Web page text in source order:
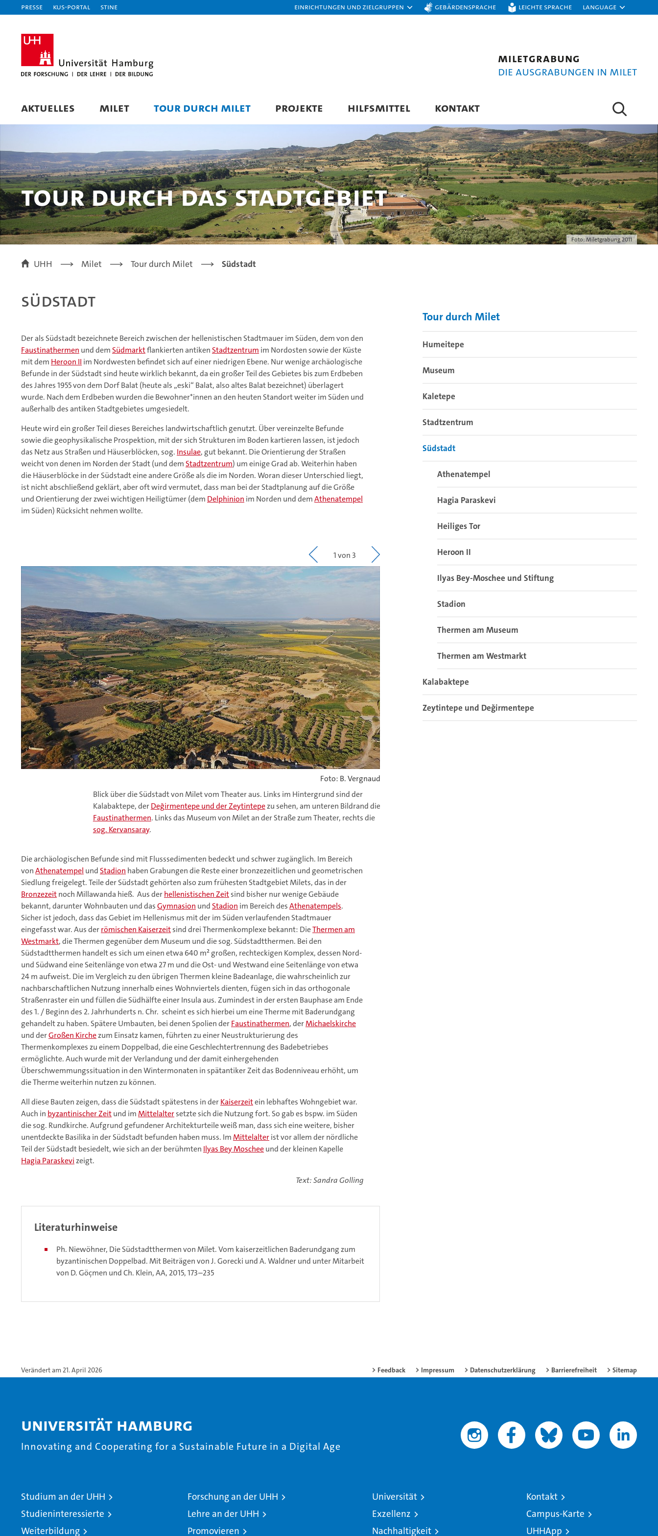
Presse KUS-Portal STiNE Einrichtungen und Zielgruppen Gebärdensprache Leichte Sprache Language
Miletgrabung
Die Ausgrabungen in Milet
AKTUELLES MILET TOUR DURCH MILET PROJEKTE HILFSMITTEL KONTAKT
Foto: Miletgrabung 2011
Tour durch das Stadtgebiet
UHH Milet Tour durch Milet Südstadt
Südstadt
Der als Südstadt bezeichnete Bereich zwischen der hellenistischen Stadtmauer im Süden, dem von den
Faustinathermen und demSüdmarktflankierten antikenStadtzentrum im Nordosten sowie der Küste
mit dem Heroon II im Nordwesten befindet sich auf einer niedrigen Ebene. Nur wenige archäologische
Befunde in der Südstadt sind heute wirklich bekannt, da ein großer Teil des Gebietes bis zum Erdbeben
des Jahres 1955 von dem Dorf Balat (heute als „eski“ Balat, also altes Balat bezeichnet) überlagert
wurde. Nach dem Erdbeben wurden die Bewohner*innen an den heuten Standort weiter im Süden und
außerhalb des antiken Stadtgebietes umgesiedelt.
Heute wird ein großer Teil dieses Bereiches landwirtschaftlich genutzt. Über vereinzelte Befunde
sowie die geophysikalische Prospektion, mit der sich Strukturen im Boden kartieren lassen, ist jedoch
das Netz aus Straßen und Häuserblöcken, sog. Insulae, gut bekannt. Die Orientierung der Straßen
weicht von denen im Norden der Stadt (und demStadtzentrum) um einige Grad ab. Weiterhin haben
die Häuserblöcke in der Südstadt eine andere Größe als die im Norden. Woran dieser Unterschied liegt,
ist nicht abschließend geklärt, aber oft wird vermutet, dass man bei der Stadtplanung auf die Größe
und Orientierung der zwei wichtigen Heiligtümer (dem Delphinion im Norden und demAthenatempel
im Süden) Rücksicht nehmen wollte.
1 von 3
Foto: B. Vergnaud
Blick über die Südstadt von Milet vom Theater aus. Links im Hintergrund sind der
Kalabaktepe, derDeğirmentepe und der Zeytintepezu sehen, am unteren Bildrand die
Faustinathermen. Links das Museum von Milet an der Straße zum Theater, rechts die
sog. Kervansaray.
Der Stadtplan im Bereich der Südstadt von Milet
Die archäologischen Befunde sind mit Flusssedimenten bedeckt und schwer zugänglich. Im Bereich
vonAthenatempel undStadion haben Grabungen die Reste einer bronzezeitlichen und geometrischen
Siedlung freigelegt. Teile der Südstadt gehörten also zum frühesten Stadtgebiet Milets, das in der
Bronzezeitnoch Millawanda hieß. Aus derhellenistischen Zeitsind bisher nur wenige Gebäude
bekannt, darunter Wohnbauten und dasGymnasion undStadion im Bereich desAthenatempels.
Sicher ist jedoch, dass das Gebiet im Hellenismus mit der im Süden verlaufenden Stadtmauer
eingefasst war. Aus derrömischen Kaiserzeitsind drei Thermenkomplexe bekannt: DieThermen am
Westmarkt, die Thermen gegenüber dem Museum und die sog. Südstadtthermen. Bei den
Südstadtthermen handelt es sich um einen etwa 640 m² großen, rechteckigen Komplex, dessen Nord-
und Südwand eine Seitenlänge von etwa 27 m und die Ost- und Westwand eine Seitenlänge von etwa
24 m aufweist. Die im Vergleich zu den übrigen Thermen kleine Badeanlage, die wahrscheinlich zur
nachbarschaftlichen Nutzung innerhalb eines Wohnviertels dienten, fügen sich in das orthogonale
Straßenraster ein und füllen die Südhälfte einer Insula aus. Zumindest in der ersten Bauphase am Ende
des 1. / Beginn des 2. Jahrhunderts n. Chr. scheint es sich hierbei um eine Therme mit Baderundgang
gehandelt zu haben. Spätere Umbauten, bei denen Spolien derFaustinathermen, derMichaelskirche
und derGroßen Kirchezum Einsatz kamen, führten zu einer Neustrukturierung des
Thermenkomplexes zu einem Doppelbad, die eine Geschlechtertrennung des Badebetriebes
ermöglichte. Auch wurde mit der Verlandung und der damit einhergehenden
Überschwemmungssituation in den Wintermonaten in spätantiker Zeit das Bodenniveau erhöht, um
die Therme weiterhin nutzen zu können.
All diese Bauten zeigen, dass die Südstadt spätestens in derKaiserzeitein lebhaftes Wohngebiet war.
Auch in byzantinischer Zeitund imMittelaltersetzte sich die Nutzung fort. So gab es bspw. im Süden
die sog. Rundkirche. Aufgrund gefundener Architekturteile weiß man, dass sich eine weitere, bisher
unentdeckte Basilika in der Südstadt befunden haben muss. ImMittelalterist vor allem der nördliche
Teil der Südstadt besiedelt, wie sich an der berühmten Ilyas Bey Moscheeund der kleinen Kapelle
Hagia Paraskevizeigt.
Text: Sandra Golling
Literaturhinweise
Ph. Niewöhner, Die Südstadtthermen von Milet. Vom kaiserzeitlichen Baderundgang zum
byzantinischen Doppelbad. Mit Beiträgen von J. Gorecki und A. Waldner und unter Mitarbeit
von D. Göçmen und Ch. Klein, AA, 2015, 173–235
Tour durch Milet
Humeitepe
Museum
Kaletepe
Stadtzentrum
Südstadt
Athenatempel
Hagia Paraskevi
Heiliges Tor
Heroon II
Ilyas Bey-Moschee und Stiftung
Stadion
Thermen am Museum
Thermen am Westmarkt
Kalabaktepe
Zeytintepe und Değirmentepe
Verändert am 21. April 2026 Feedback Impressum Datenschutzerklärung Barrierefreiheit Sitemap
Universität Hamburg
Innovating and Cooperating for a Sustainable Future in a Digital Age
Studium an der UHH
Studieninteressierte
Weiterbildung
Forschung an der UHH
Lehre an der UHH
Promovieren
Universität
Exzellenz
Nachhaltigkeit
Kontakt
Campus-Karte
UHHApp